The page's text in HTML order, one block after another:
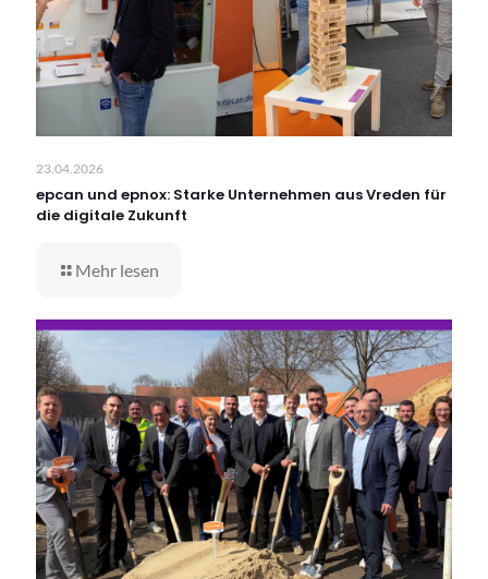
23.04.2026
epcan und epnox: Starke Unternehmen aus Vreden für
die digitale Zukunft
Mehr lesen